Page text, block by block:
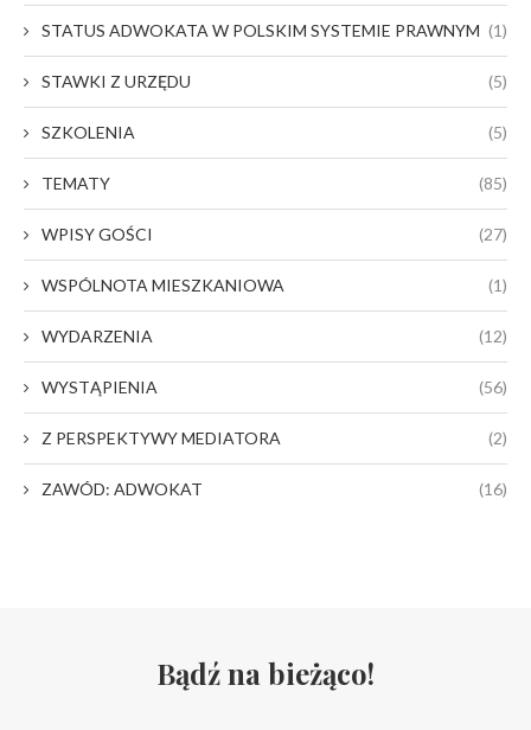
STATUS ADWOKATA W POLSKIM SYSTEMIE PRAWNYM (1)
STAWKI Z URZĘDU (5)
SZKOLENIA (5)
TEMATY (85)
WPISY GOŚCI (27)
WSPÓLNOTA MIESZKANIOWA (1)
WYDARZENIA (12)
WYSTĄPIENIA (56)
Z PERSPEKTYWY MEDIATORA (2)
ZAWÓD: ADWOKAT (16)
Bądź na bieżąco!